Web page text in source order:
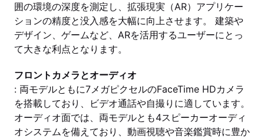
囲の環境の深度を測定し、拡張現実（AR）アプリケー
ションの精度と没入感を大幅に向上させます。 建築や
デザイン、ゲームなど、ARを活用するユーザーにとっ
て大きな利点となります。
フロントカメラとオーディオ
: 両モデルともに7メガピクセルのFaceTime HDカメラ
を搭載しており、ビデオ通話や自撮りに適しています。
オーディオ面では、両モデルとも4スピーカーオーディ
オシステムを備えており、動画視聴や音楽鑑賞時に豊か